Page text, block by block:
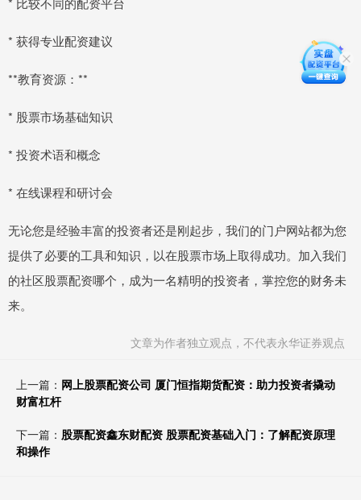
* 获得专业配资建议
**教育资源：**
* 股票市场基础知识
* 投资术语和概念
* 在线课程和研讨会
无论您是经验丰富的投资者还是刚起步，我们的门户网站都为您
提供了必要的工具和知识，以在股票市场上取得成功。加入我们
的社区股票配资哪个，成为一名精明的投资者，掌控您的财务未
来。
文章为作者独立观点，不代表永华证券观点
上一篇： 网上股票配资公司 厦门恒指期货配资：助力投资者撬动
财富杠杆
下一篇： 股票配资鑫东财配资 股票配资基础入门：了解配资原理
和操作